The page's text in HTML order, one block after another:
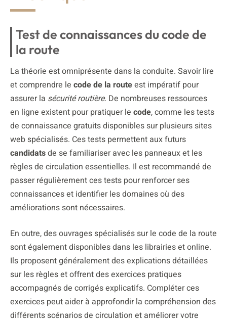
Test de connaissances du code de
la route
La théorie est omniprésente dans la conduite. Savoir lire
et comprendre le code de la routeest impératif pour
assurer la sécurité routière. De nombreuses ressources
en ligne existent pour pratiquer le code, comme les tests
de connaissance gratuits disponibles sur plusieurs sites
web spécialisés. Ces tests permettent aux futurs
candidatsde se familiariser avec les panneaux et les
règles de circulation essentielles. Il est recommandé de
passer régulièrement ces tests pour renforcer ses
connaissances et identifier les domaines où des
améliorations sont nécessaires.
En outre, des ouvrages spécialisés sur le code de la route
sont également disponibles dans les librairies et online.
Ils proposent généralement des explications détaillées
sur les règles et offrent des exercices pratiques
accompagnés de corrigés explicatifs. Compléter ces
exercices peut aider à approfondir la compréhension des
différents scénarios de circulation et améliorer votre